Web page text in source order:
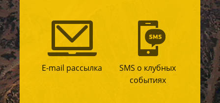
E-mail рассылка
SMS о клубных
событиях